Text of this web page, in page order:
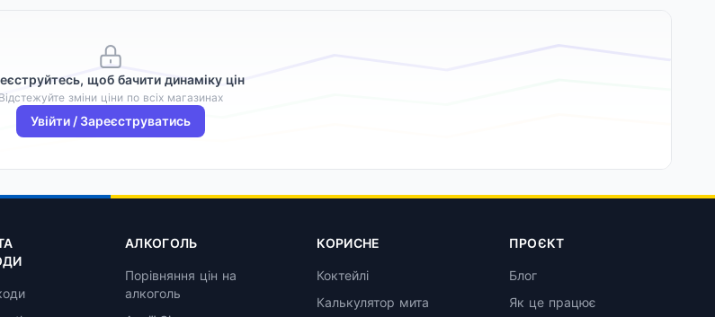
щоб бачити динаміку цін
Відстежуйте зміни ціни по всіх магазинах
Увійти / Зареєструватись
АЛКОГОЛЬ
Порівняння цін на
алкоголь
КОРИСНЕ
Коктейлі
Калькулятор мита
ПРОЄКТ
Блог
Як це працює